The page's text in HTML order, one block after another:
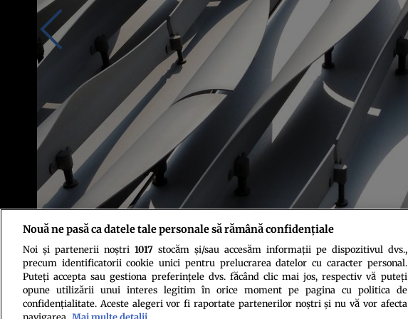
Foto: Pexels
Nouă ne pasă ca datele tale personale să rămână confidențiale
Noi și partenerii noștri 1017stocăm și/sau accesăm informații pe dispozitivul dvs.,
precum identificatorii cookie unici pentru prelucrarea datelor cu caracter personal.
Puteți accepta sau gestiona preferințele dvs. făcând clic mai jos, respectiv vă puteți
opune utilizării unui interes legitim în orice moment pe pagina cu politica de
confidențialitate. Aceste alegeri vor fi raportate partenerilor noștri și nu vă vor afecta
navigarea. Mai multe detalii